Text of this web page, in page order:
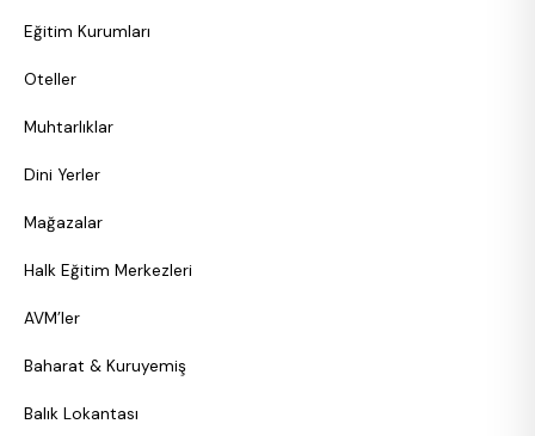
Eğitim Kurumları
Oteller
Muhtarlıklar
Dini Yerler
Mağazalar
Halk Eğitim Merkezleri
AVM’ler
Baharat & Kuruyemiş
Balık Lokantası